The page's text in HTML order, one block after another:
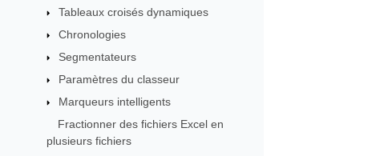
Tableaux croisés dynamiques
Chronologies
Segmentateurs
Paramètres du classeur
Marqueurs intelligents
Fractionner des fichiers Excel en
plusieurs fichiers